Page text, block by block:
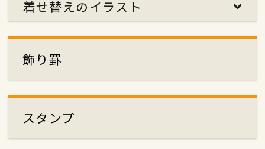
着せ替えのイラスト
飾り罫
スタンプ